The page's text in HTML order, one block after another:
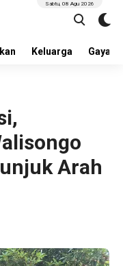
Keluarga Gaya
Sabtu, 08 Agu 2026
Arah